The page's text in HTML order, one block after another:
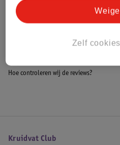
Bekijk ook
Dr. Brown's Alle
Hoe controleren wij de reviews?
Kruidvat Club
Zelf